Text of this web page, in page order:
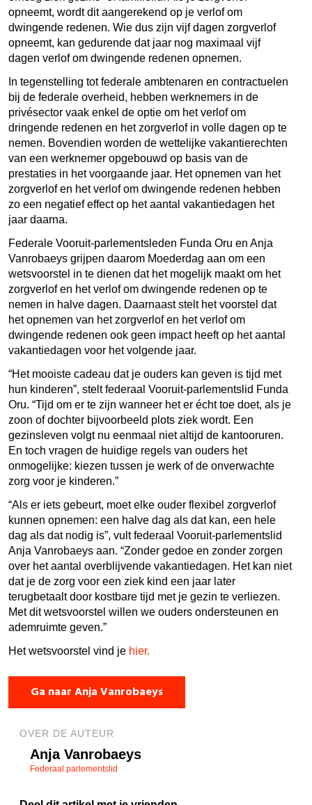
opneemt, wordt dit aangerekend op je verlof om
dwingende redenen. Wie dus zijn vijf dagen zorgverlof
opneemt, kan gedurende dat jaar nog maximaal vijf
dagen verlof om dwingende redenen opnemen.
In tegenstelling tot federale ambtenaren en contractuelen
bij de federale overheid, hebben werknemers in de
privésector vaak enkel de optie om het verlof om
dringende redenen en het zorgverlof in volle dagen op te
nemen. Bovendien worden de wettelijke vakantierechten
van een werknemer opgebouwd op basis van de
prestaties in het voorgaande jaar. Het opnemen van het
zorgverlof en het verlof om dwingende redenen hebben
zo een negatief effect op het aantal vakantiedagen het
jaar daarna.
Federale Vooruit-parlementsleden Funda Oru en Anja
Vanrobaeys grijpen daarom Moederdag aan om een
wetsvoorstel in te dienen dat het mogelijk maakt om het
zorgverlof en het verlof om dwingende redenen op te
nemen in halve dagen. Daarnaast stelt het voorstel dat
het opnemen van het zorgverlof en het verlof om
dwingende redenen ook geen impact heeft op het aantal
vakantiedagen voor het volgende jaar.
“Het mooiste cadeau dat je ouders kan geven is tijd met
hun kinderen”, stelt federaal Vooruit-parlementslid Funda
Oru. “Tijd om er te zijn wanneer het er écht toe doet, als je
zoon of dochter bijvoorbeeld plots ziek wordt. Een
gezinsleven volgt nu eenmaal niet altijd de kantooruren.
En toch vragen de huidige regels van ouders het
onmogelijke: kiezen tussen je werk of de onverwachte
zorg voor je kinderen.”
“Als er iets gebeurt, moet elke ouder flexibel zorgverlof
kunnen opnemen: een halve dag als dat kan, een hele
dag als dat nodig is”, vult federaal Vooruit-parlementslid
Anja Vanrobaeys aan. “Zonder gedoe en zonder zorgen
over het aantal overblijvende vakantiedagen. Het kan niet
dat je de zorg voor een ziek kind een jaar later
terugbetaalt door kostbare tijd met je gezin te verliezen.
Met dit wetsvoorstel willen we ouders ondersteunen en
ademruimte geven.”
Het wetsvoorstel vind je hier.
Ga naar Anja Vanrobaeys
OVER DE AUTEUR
Anja Vanrobaeys
Federaal parlementslid